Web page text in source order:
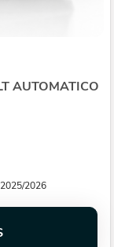
AUTOMATICO
2025/2026